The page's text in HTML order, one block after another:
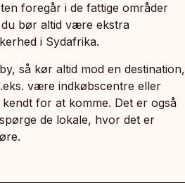
foregår i de fattige områder
bør altid være ekstra
i Sydafrika.
så kør altid mod en destination,
være indkøbscentre eller
for at komme. Det er også
de lokale, hvor det er